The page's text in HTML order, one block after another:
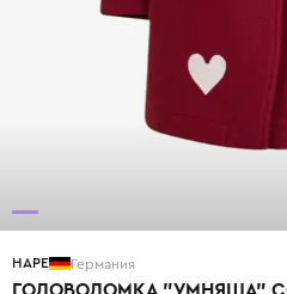
HAPE Германия